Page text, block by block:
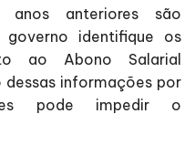
anteriores são
identifique os
ao Abono Salarial
dessas informações por
pode impedir o